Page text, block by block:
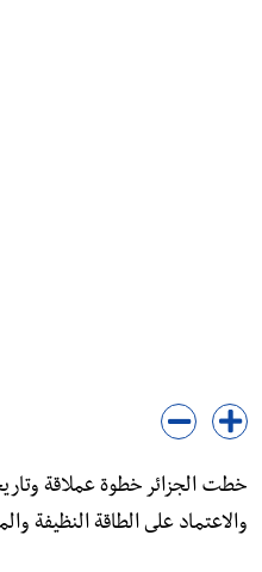
خطت الجزائر خطوة عملاقة
والاعتماد على الطاقة النظيفة